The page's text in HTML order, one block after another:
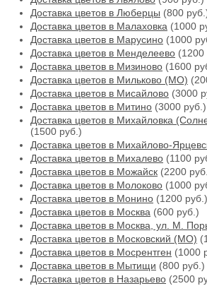
Доставка цветов в Люберцы (800
Доставка цветов в Малаховка (1000
Доставка цветов в Марусино (1000
Доставка цветов в Менделеево (1200
Доставка цветов в Мизиново (1600
Доставка цветов в Мильково (МО)
Доставка цветов в Мисайлово (3000
Доставка цветов в Митино (3000 руб.)
Доставка цветов в Михайловка
(1500 руб.)
Доставка цветов в Михайлово-
Доставка цветов в Михалево (1100
Доставка цветов в Можайск (2200
Доставка цветов в Молоково (1000
Доставка цветов в Монино (1200 руб.)
Доставка цветов в Москва (600 руб.)
Доставка цветов в Москва, ул. М.
Доставка цветов в Московский (МО)
Доставка цветов в Мосрентген (1000
Доставка цветов в Мытищи (800 руб.)
Доставка цветов в Назарьево (2500